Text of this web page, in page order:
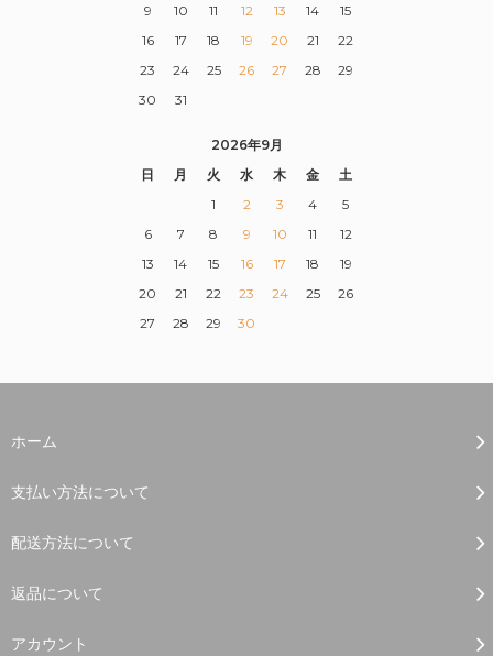
9
10 11 12 13 14
15
16
17 18 19 20 21
22
23
24 25 26 27 28
29
30
31
2026年9月
日
月 火 水 木 金
土
1
2 3 4
5
6
7 8 9 10 11
12
13
14 15 16 17 18
19
20
21 22 23 24 25
26
27
28 29 30
ホーム
支払い方法について
配送方法について
返品について
アカウント